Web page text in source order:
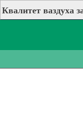
Квалитет ваздуха